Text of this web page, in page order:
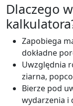
Dlaczego
Zapobiega
dokładne
Uwzględnia
ziarna,
Bierze pod
wydarzenia i